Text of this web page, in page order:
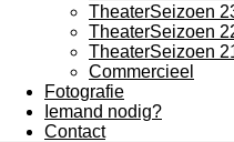
TheaterSeizoen
TheaterSeizoen
TheaterSeizoen
Commercieel
Fotografie
Iemand nodig?
Contact